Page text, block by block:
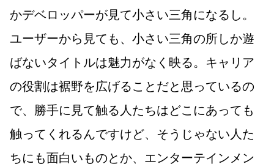
かデベロッパーが見て小さい三角になるし。
ユーザーから見ても、小さい三角の所しか遊
ばないタイトルは魅力がなく映る。キャリア
の役割は裾野を広げることだと思っているの
で、勝手に見て触る人たちはどこにあっても
触ってくれるんですけど、そうじゃない人た
ちにも面白いものとか、エンターテインメン